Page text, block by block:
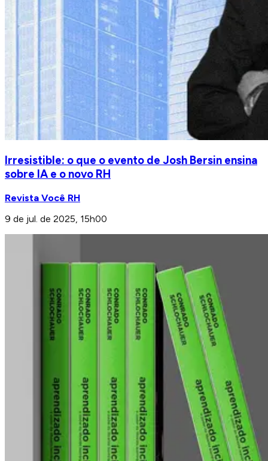
Irresistible: o que o evento de Josh Bersin ensina
sobre IA e o novo RH
Revista Você RH
9 de jul. de 2025, 15h00